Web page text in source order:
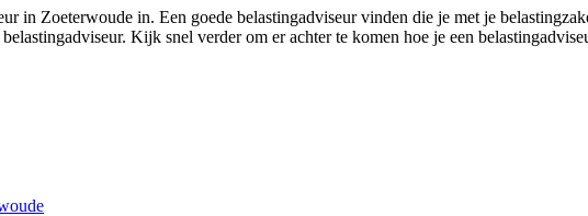
in Zoeterwoude in. Een goede belastingadviseur vinden die je met je
Kijk snel verder om er achter te komen hoe je een